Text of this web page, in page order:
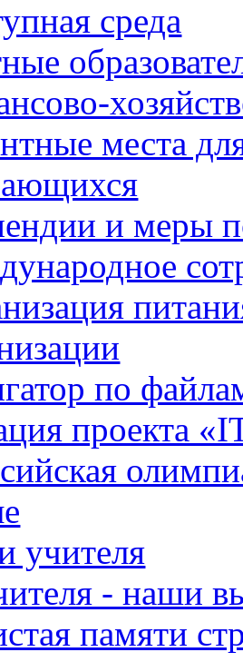
среда
места
и меры
по
проекта
учителя
- наши
памяти